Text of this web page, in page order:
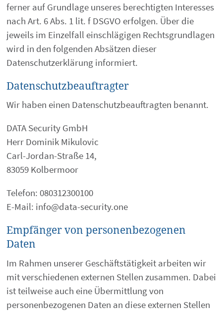
ferner auf Grundlage unseres berechtigten Interesses
nach Art. 6 Abs. 1 lit. f DSGVO erfolgen. Über die
jeweils im Einzelfall einschlägigen Rechtsgrundlagen
wird in den folgenden Absätzen dieser
Datenschutzerklärung informiert.
Datenschutz­beauftragter
Wir haben einen Datenschutzbeauftragten benannt.
DATA Security GmbH
Herr Dominik Mikulovic
Carl-Jordan-Straße 14,
83059 Kolbermoor
Telefon: 080312300100
E-Mail: info@data-security.one
Empfänger von personenbezogenen
Daten
Im Rahmen unserer Geschäftstätigkeit arbeiten wir
mit verschiedenen externen Stellen zusammen. Dabei
ist teilweise auch eine Übermittlung von
personenbezogenen Daten an diese externen Stellen